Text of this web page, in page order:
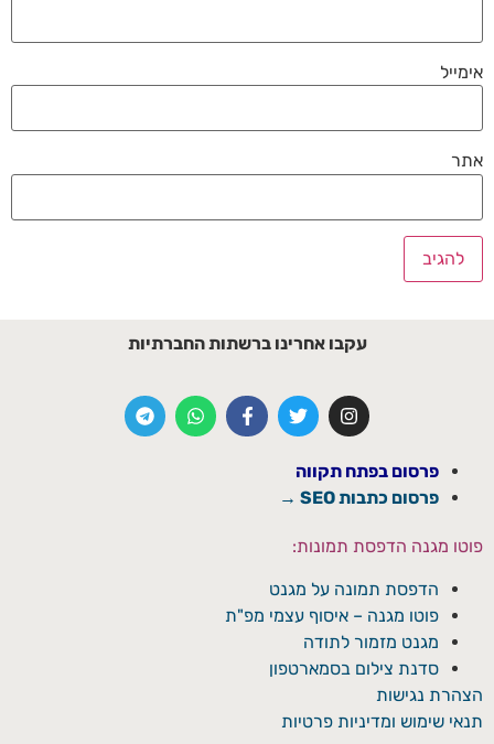
אימייל
אתר
עקבו אחרינו ברשתות החברתיות
פרסום בפתח תקווה
פרסום כתבות SEO →
פוטו מגנה הדפסת תמונות:
הדפסת תמונה על מגנט
פוטו מגנה – איסוף עצמי מפ"ת
מגנט מזמור לתודה
סדנת צילום בסמארטפון
הצהרת נגישות
תנאי שימוש ומדיניות פרטיות